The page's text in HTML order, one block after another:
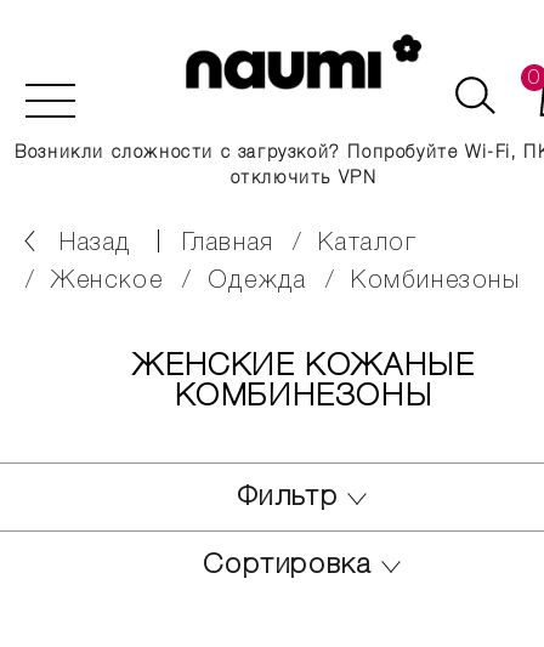
0
Возникли сложности с загрузкой? Попробуйте Wi-Fi,
отключить VPN
Назад главная
каталог
женское
одежда комбинезоны
ЖЕНСКИЕ КОЖАНЫЕ
КОМБИНЕЗОНЫ
Фильтр
Сортировка